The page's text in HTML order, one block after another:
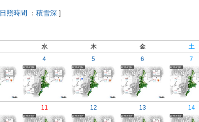
日照時間 ： 積雪深 ]
水 木 金
土
4 5 6 7
11 12 13 14